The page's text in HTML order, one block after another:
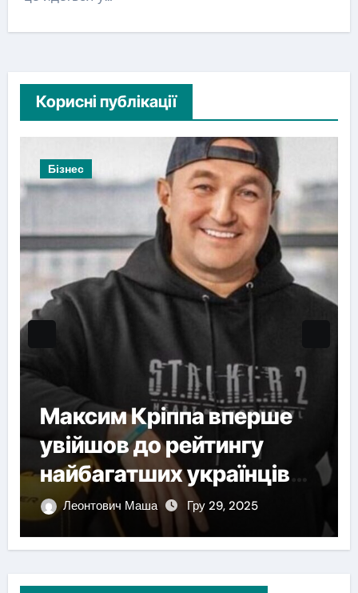
Корисні публікації
Бізнес
Максим Кріппа вперше
увійшов до рейтингу
найбагатших українців
NVЛеонтович Маша Гру 29, 2025